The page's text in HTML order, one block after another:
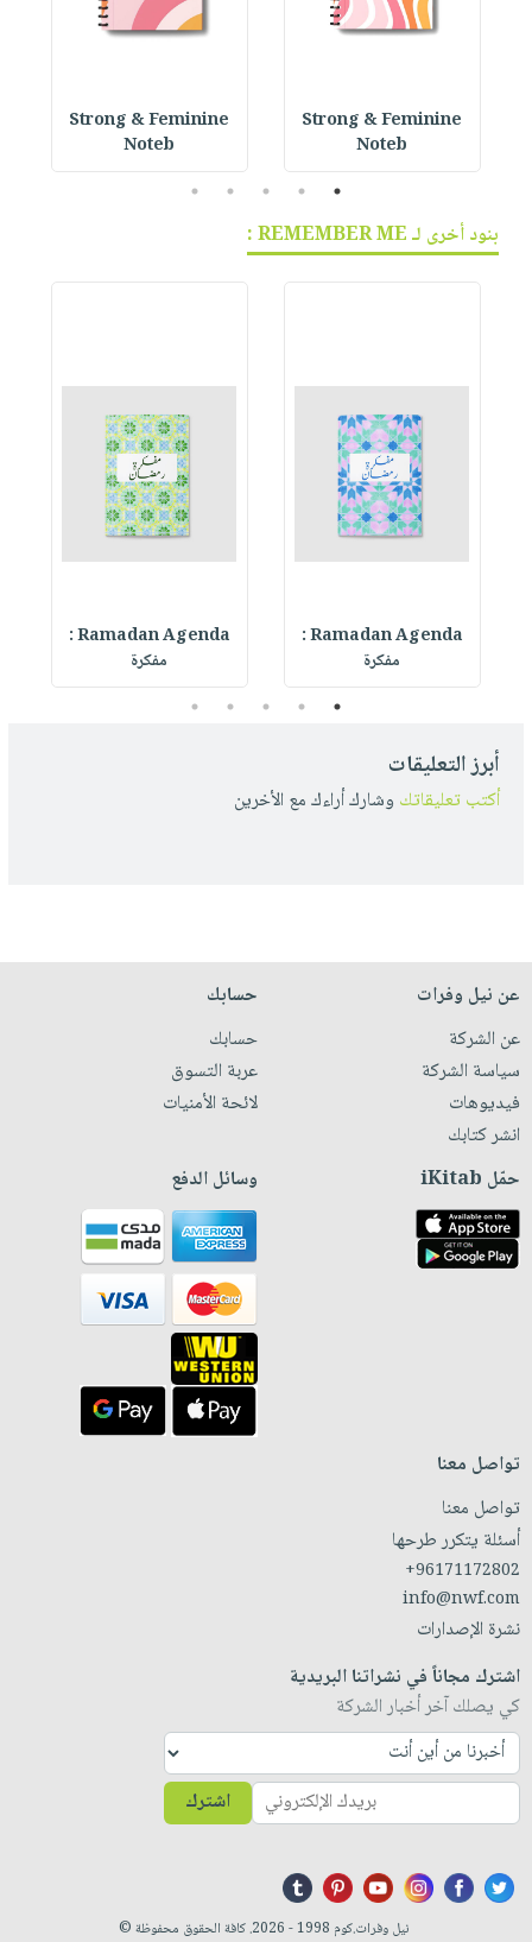
Strong & Feminine
Noteb
Strong & Feminine
Noteb
1
2
3
4
5
بنود أخرى لـ REMEMBER ME :
Ramadan Agenda :
مفكرة
Ramadan Agenda :
مفكرة
1
2
3
4
5
أبرز التعليقات
أكتب تعليقاتك وشارك أراءك مع الأخرين
عن نيل وفرات
عن الشركة
سياسة الشركة
فيديوهات
انشر كتابك
حسابك
حسابك
عربة التسوق
لائحة الأمنيات
حمّل iKitab وسائل الدفع
تواصل معنا
تواصل معنا
أسئلة يتكرر طرحها
+96171172802
info@nwf.com
نشرة الإصدارات
اشترك مجاناً في نشراتنا البريدية
كي يصلك آخر أخبار الشركة
اشترك
نيل وفرات.كوم 1998 - 2026. كافة الحقوق محفوظة ©